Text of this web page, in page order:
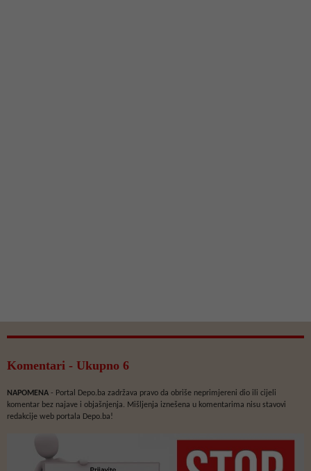
Komentari - Ukupno 6
NAPOMENA - Portal Depo.ba zadržava pravo da obriše neprimjereni dio ili cijeli
komentar bez najave i objašnjenja. Mišljenja iznešena u komentarima nisu stavovi
redakcije web portala Depo.ba!